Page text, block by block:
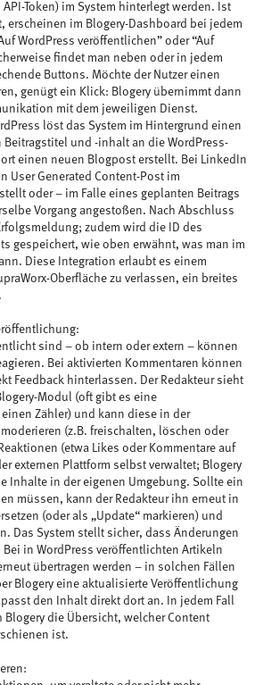
Token) im System hinterlegt werden. Ist
erscheinen im Blogery-Dashboard bei jedem
WordPress veröffentlichen” oder “Auf
findet man neben oder in jedem
Buttons. Möchte der Nutzer einen
genügt ein Klick: Blogery übernimmt dann
mit dem jeweiligen Dienst.
löst das System im Hintergrund einen
Beitragstitel und -inhalt an die WordPress-
einen neuen Blogpost erstellt. Bei LinkedIn
User Generated Content-Post im
oder – im Falle eines geplanten Beitrags
Vorgang angestoßen. Nach Abschluss
zudem wird die ID des
gespeichert, wie oben erwähnt, was man im
Diese Integration erlaubt es einem
Oberfläche zu verlassen, ein breites
sind – ob intern oder extern – können
Bei aktivierten Kommentaren können
Feedback hinterlassen. Der Redakteur sieht
Modul (oft gibt es eine
Zähler) und kann diese in der
(z.B. freischalten, löschen oder
(etwa Likes oder Kommentare auf
externen Plattform selbst verwaltet; Blogery
Inhalte in der eigenen Umgebung. Sollte ein
müssen, kann der Redakteur ihn erneut in
(oder als „Update“ markieren) und
Das System stellt sicher, dass Änderungen
in WordPress veröffentlichten Artikeln
übertragen werden – in solchen Fällen
Blogery eine aktualisierte Veröffentlichung
den Inhalt direkt dort an. In jedem Fall
Blogery die Übersicht, welcher Content
ist.